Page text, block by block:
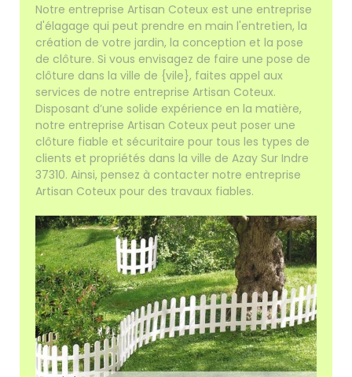
Notre entreprise Artisan Coteux est une entreprise
d'élagage qui peut prendre en main l'entretien, la
création de votre jardin, la conception et la pose
de clôture. Si vous envisagez de faire une pose de
clôture dans la ville de {vile}, faites appel aux
services de notre entreprise Artisan Coteux.
Disposant d’une solide expérience en la matière,
notre entreprise Artisan Coteux peut poser une
clôture fiable et sécuritaire pour tous les types de
clients et propriétés dans la ville de Azay Sur Indre
37310. Ainsi, pensez à contacter notre entreprise
Artisan Coteux pour des travaux fiables.